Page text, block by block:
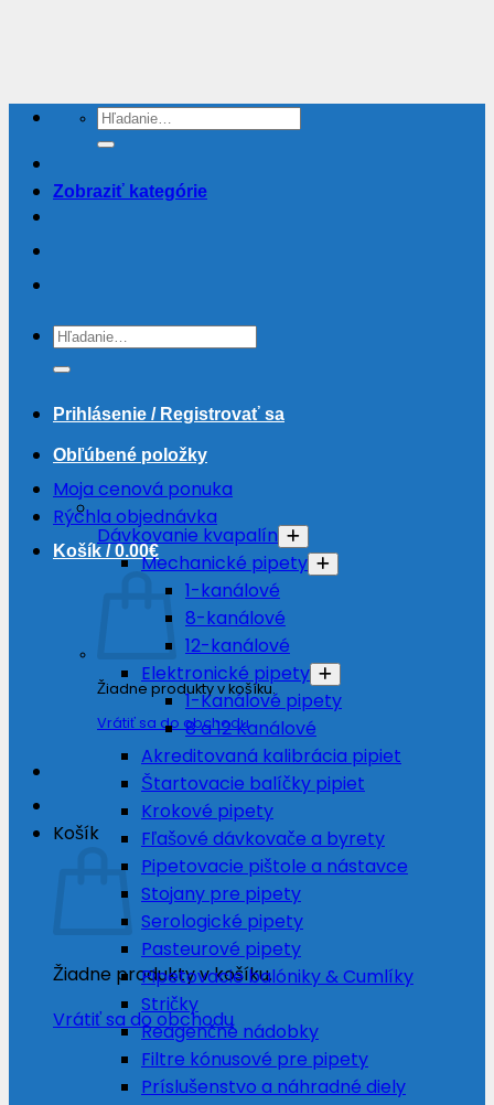
Hľadať:
Prihlásenie / Registrovať sa
Obľúbené položky
Moja cenová ponuka
Rýchla objednávka
Košík /0.00€
Žiadne produkty v košíku.
Vrátiť sa do obchodu
Košík
Žiadne produkty v košíku.
Vrátiť sa do obchodu
Hľadať:
Zobraziť kategórie
Dávkovanie kvapalín
Mechanické pipety
1-kanálové
8-kanálové
12-kanálové
Elektronické pipety
1-Kanálové pipety
8 a 12 Kanálové
Akreditovaná kalibrácia pipiet
Štartovacie balíčky pipiet
Krokové pipety
Fľašové dávkovače a byrety
Pipetovacie pištole a nástavce
Stojany pre pipety
Serologické pipety
Pasteurové pipety
Pipetovacie balóniky & Cumlíky
Stričky
Reagenčné nádobky
Filtre kónusové pre pipety
Príslušenstvo a náhradné diely